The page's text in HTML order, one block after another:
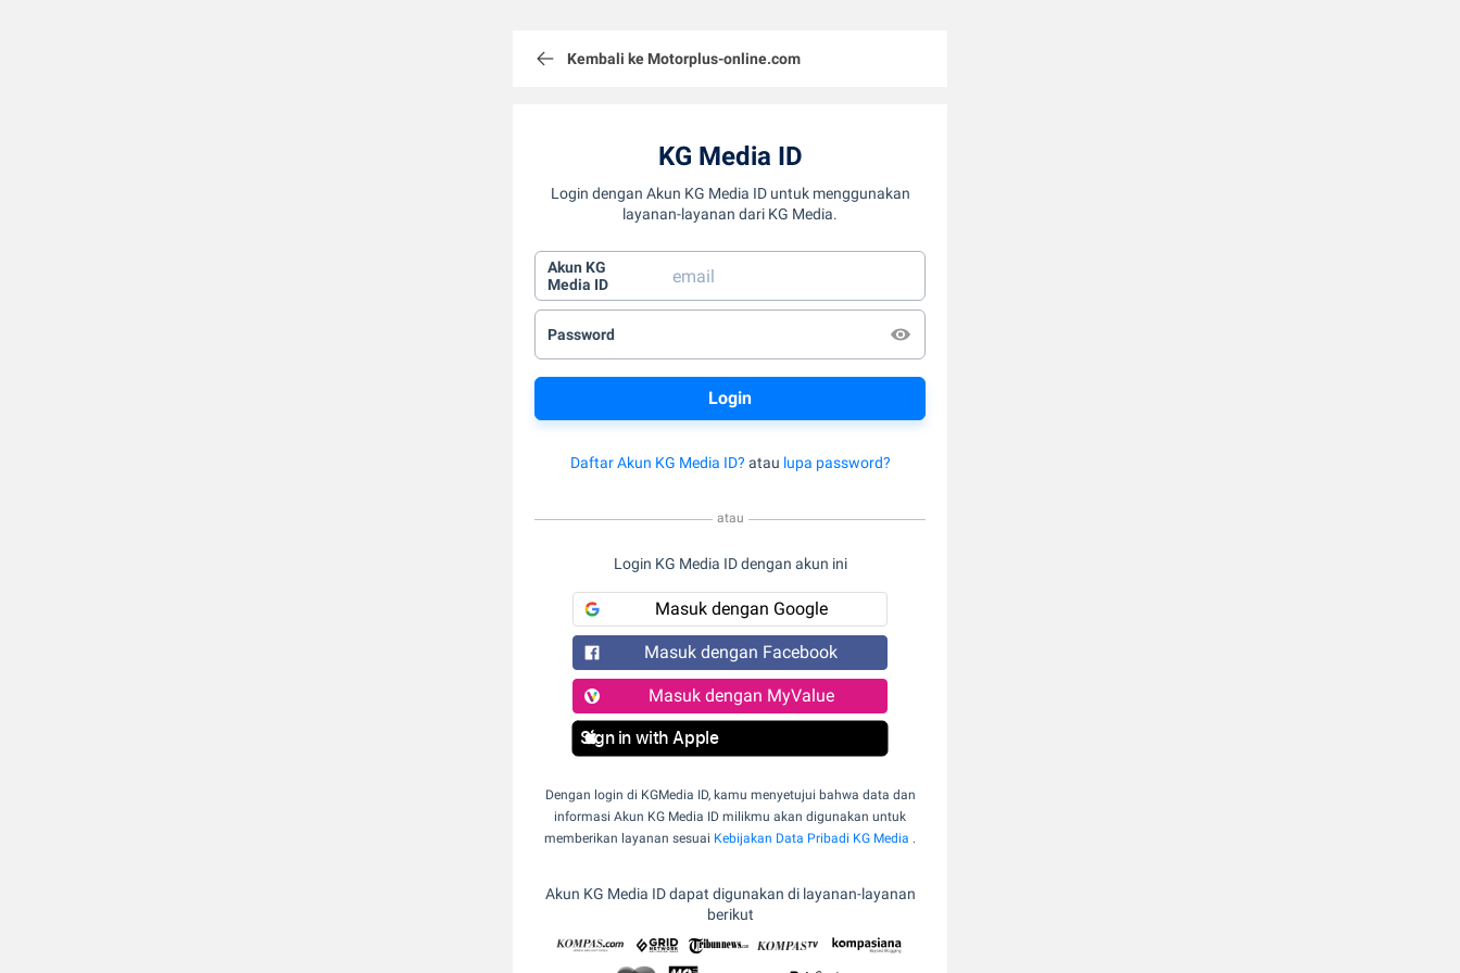
Kembali ke Motorplus-online.com
KG Media ID
Login dengan Akun KG Media ID untuk menggunakan
layanan-layanan dari KG Media.
Akun KG
Media ID
Password
Daftar Akun KG Media ID? atau lupa password?
atau
Login KG Media ID dengan akun ini
Masuk dengan Google
Masuk dengan Facebook
Masuk dengan MyValue
Sign in with Apple
Dengan login di KGMedia ID, kamu menyetujui bahwa data dan
informasi Akun KG Media ID milikmu akan digunakan untuk
memberikan layanan sesuai Kebijakan Data Pribadi KG Media .
Akun KG Media ID dapat digunakan di layanan-layanan
berikut